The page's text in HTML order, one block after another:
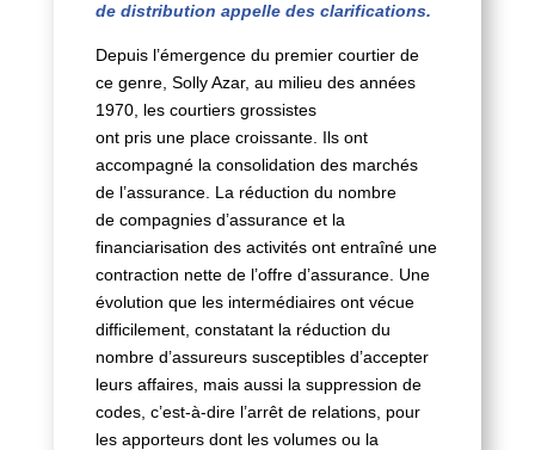
de distribution appelle des clarifications.
Depuis l’émergence du premier courtier de
ce genre, Solly Azar, au milieu des années
1970, les courtiers grossistes
ont pris une place croissante. Ils ont
accompagné la consolidation des marchés
de l’assurance. La réduction du nombre
de compagnies d’assurance et la
financiarisation des activités ont entraîné une
contraction nette de l’offre d’assurance. Une
évolution que les intermédiaires ont vécue
difficilement, constatant la réduction du
nombre d’assureurs susceptibles d’accepter
leurs affaires, mais aussi la suppression de
codes, c’est-à-dire l’arrêt de relations, pour
les apporteurs dont les volumes ou la